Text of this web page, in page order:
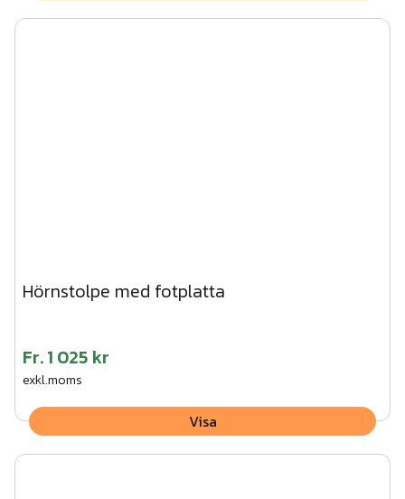
ritning av oss där ingjutningsmått (avstånd mellan stolpar)
tydligt framgår - oavsett om det är du eller vi som ska
Hörnstolpe med fotplatta
Fr.1 025 kr
exkl.moms
Visa